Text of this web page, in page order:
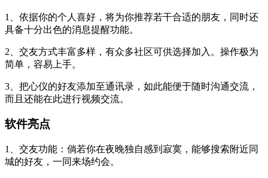
1、依据你的个人喜好，将为你推荐若干合适的朋友，同时还
具备十分出色的消息提醒功能。
2、交友方式丰富多样，有众多社区可供选择加入。操作极为
简单，容易上手。
3、把心仪的好友添加至通讯录，如此能便于随时沟通交流，
而且还能在此进行视频交流。
软件亮点
1、交友功能：倘若你在夜晚独自感到寂寞，能够搜索附近同
城的好友，一同来场约会。